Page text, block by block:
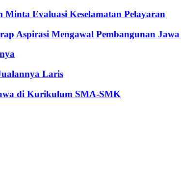
Evaluasi Keselamatan Pelayaran
Aspirasi Mengawal Pembangunan
Laris
di Kurikulum SMA-SMK